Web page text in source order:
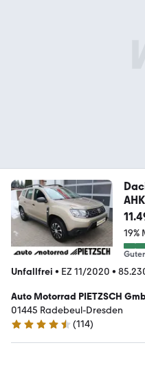
19%
Unfallfrei • EZ 11/2020 •
Auto Motorrad PIETZSCH
01445 Radebeul-Dresden
4.5 Sterne
(114)